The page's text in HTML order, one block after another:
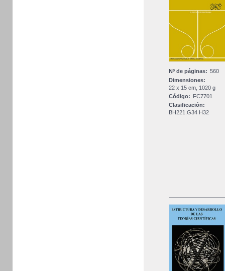
Nº de páginas: 560
Dimensiones:
22 x 15 cm, 1020 g
Código: FC7701
Clasificación:
BH221.G34 H32